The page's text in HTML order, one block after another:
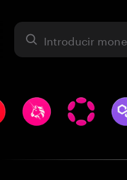
Activo